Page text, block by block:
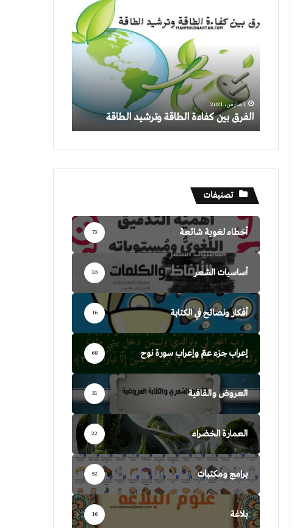
كفاءة
وترشيد
الطاقة
1 مارس، 2021
الفرق بين كفاءة الطاقة وترشيد الطاقة
تصنيفات
أخطاء لغوية شائعة 73
أساسيات الشعر 10
أفكار ونصائح في الكتابة 16
إعراب جزء عمّ وإعراب سورة نوح 68
العروض والقافية 31
العمارة الخضراء 22
برامج ومكتبات 52
بلاغة 16